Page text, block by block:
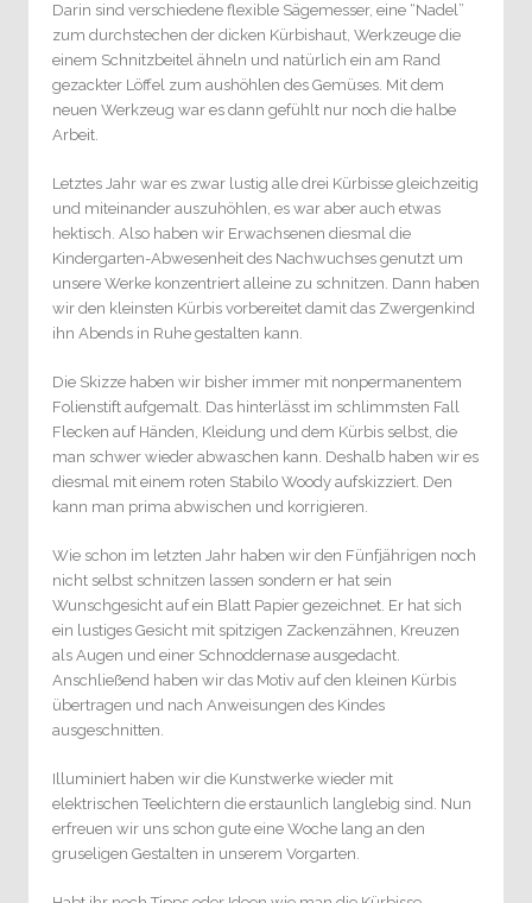
Darin sind verschiedene flexible Sägemesser, eine “Nadel”
zum durchstechen der dicken Kürbishaut, Werkzeuge die
einem Schnitzbeitel ähneln und natürlich ein am Rand
gezackter Löffel zum aushöhlen des Gemüses. Mit dem
neuen Werkzeug war es dann gefühlt nur noch die halbe
Arbeit.
Letztes Jahr war es zwar lustig alle drei Kürbisse gleichzeitig
und miteinander auszuhöhlen, es war aber auch etwas
hektisch. Also haben wir Erwachsenen diesmal die
Kindergarten-Abwesenheit des Nachwuchses genutzt um
unsere Werke konzentriert alleine zu schnitzen. Dann haben
wir den kleinsten Kürbis vorbereitet damit das Zwergenkind
ihn Abends in Ruhe gestalten kann.
Die Skizze haben wir bisher immer mit nonpermanentem
Folienstift aufgemalt. Das hinterlässt im schlimmsten Fall
Flecken auf Händen, Kleidung und dem Kürbis selbst, die
man schwer wieder abwaschen kann. Deshalb haben wir es
diesmal mit einem roten Stabilo Woody aufskizziert. Den
kann man prima abwischen und korrigieren.
Wie schon im letzten Jahr haben wir den Fünfjährigen noch
nicht selbst schnitzen lassen sondern er hat sein
Wunschgesicht auf ein Blatt Papier gezeichnet. Er hat sich
ein lustiges Gesicht mit spitzigen Zackenzähnen, Kreuzen
als Augen und einer Schnoddernase ausgedacht.
Anschließend haben wir das Motiv auf den kleinen Kürbis
übertragen und nach Anweisungen des Kindes
ausgeschnitten.
Illuminiert haben wir die Kunstwerke wieder mit
elektrischen Teelichtern die erstaunlich langlebig sind. Nun
erfreuen wir uns schon gute eine Woche lang an den
gruseligen Gestalten in unserem Vorgarten.